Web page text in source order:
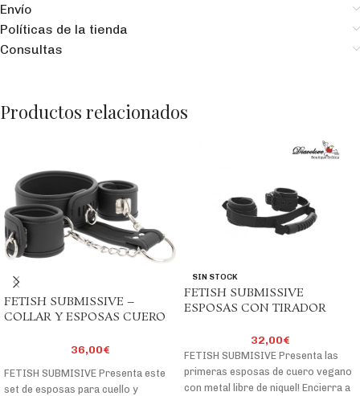
Envío
Políticas de la tienda
Consultas
Productos relacionados
FETISH SUBMISSIVE –
COLLAR Y ESPOSAS CUERO
NEOPRENO36,00€
FETISH SUBMISIVE Presenta este
set de esposas para cuello y
SIN STOCK
FETISH SUBMISSIVE
ESPOSAS CON TIRADOR
32,00€
FETISH SUBMISIVE Presenta las
primeras esposas de cuero vegano
con metal libre de niquel! Encierra a